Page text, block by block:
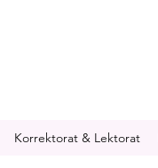
Korrektorat & Lektorat